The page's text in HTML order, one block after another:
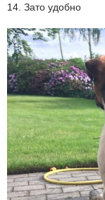
14. Зато удобно